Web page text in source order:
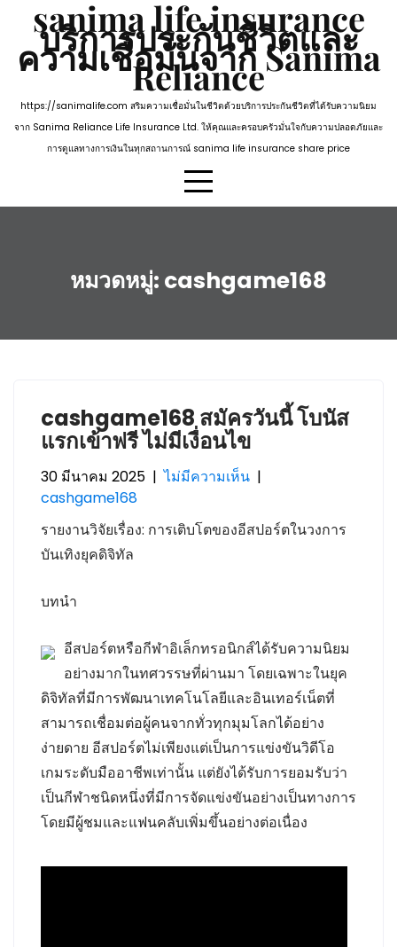
content
sanima life insurance
บริการประกันชีวิตและ
ความเชื่อมั่นจาก Sanima
Reliance
https://sanimalife.com สริมความเชื่อมั่นในชีวิตด้วยบริการประกันชีวิตที่ได้รับความนิยม
จาก Sanima Reliance Life Insurance Ltd. ให้คุณและครอบครัวมั่นใจกับความปลอดภัยและ
การดูแลทางการเงินในทุกสถานการณ์ sanima life insurance share price
หมวดหมู่: cashgame168
cashgame168 สมัครวันนี้ โบนัส
แรกเข้าฟรี ไม่มีเงื่อนไข
30 มีนาคม 2025 |ไม่มีความเห็น |
cashgame168
รายงานวิจัยเรื่อง: การเติบโตของอีสปอร์ตในวงการ
บันเทิงยุคดิจิทัล
บทนำ
อีสปอร์ตหรือกีฬาอิเล็กทรอนิกส์ได้รับความนิยม
อย่างมากในทศวรรษที่ผ่านมา โดยเฉพาะในยุค
ดิจิทัลที่มีการพัฒนาเทคโนโลยีและอินเทอร์เน็ตที่
สามารถเชื่อมต่อผู้คนจากทั่วทุกมุมโลกได้อย่าง
ง่ายดาย อีสปอร์ตไม่เพียงแต่เป็นการแข่งขันวิดีโอ
เกมระดับมืออาชีพเท่านั้น แต่ยังได้รับการยอมรับว่า
เป็นกีฬาชนิดหนึ่งที่มีการจัดแข่งขันอย่างเป็นทางการ
โดยมีผู้ชมและแฟนคลับเพิ่มขึ้นอย่างต่อเนื่อง